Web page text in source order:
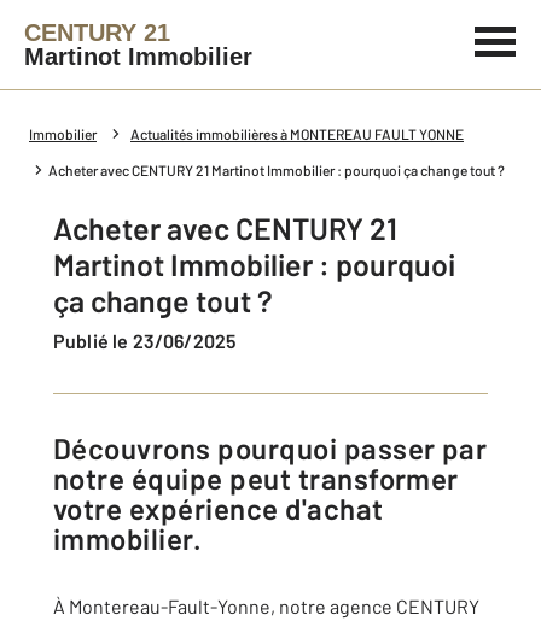
CENTURY 21
Martinot Immobilier
Immobilier Actualités immobilières à MONTEREAU FAULT YONNE
Acheter avec CENTURY 21 Martinot Immobilier : pourquoi ça change tout ?
Acheter avec CENTURY 21
Martinot Immobilier : pourquoi
ça change tout ?
Publié le 23/06/2025
Découvrons pourquoi passer par
notre équipe peut transformer
votre expérience d'achat
immobilier.​
À Montereau-Fault-Yonne, notre agence CENTURY